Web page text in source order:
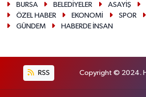
BURSA BELEDİYELER ASAYİŞ
ÖZEL HABER
EKONOMİ SPOR
GÜNDEM
HABERDE İNSAN
RSS Copyright © 2024.